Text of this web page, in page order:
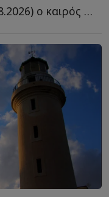
Το Σαββατοκύριακο (08.-09.08.2026) ο καιρός θα παραμείνει μ...